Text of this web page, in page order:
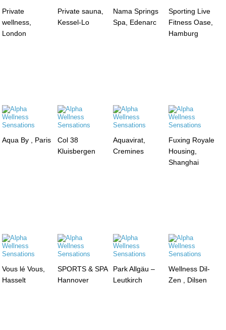
Private
wellness,
London
Private sauna,
Kessel-Lo
Nama Springs
Spa, Edenarc
Sporting Live
Fitness Oase,
Hamburg
Aqua By , Paris
Col 38
Kluisbergen
Aquavirat,
Cremines
Fuxing Royale
Housing,
Shanghai
Vous lé Vous,
Hasselt
SPORTS & SPA
Hannover
Park Allgäu –
Leutkirch
Wellness Dil-
Zen , Dilsen